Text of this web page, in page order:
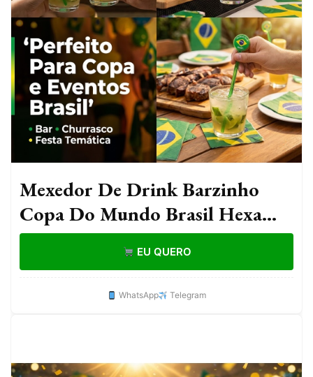
Mexedor De Drink Barzinho
Copa Do Mundo Brasil Hexa
Campeão Enfeite De Bebida
Caipirinha 10 Peças
EU QUERO
WhatsApp Telegram